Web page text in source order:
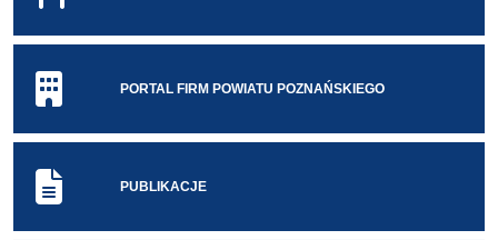
PORTAL FIRM POWIATU POZNAŃSKIEGO
PUBLIKACJE